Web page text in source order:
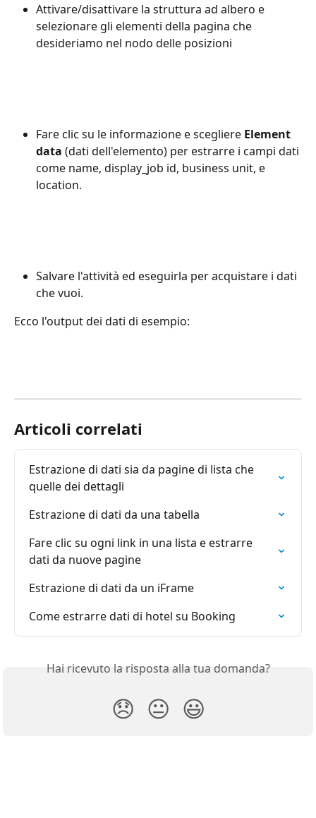
Attivare/disattivare la struttura ad albero e
selezionare gli elementi della pagina che
desideriamo nel nodo delle posizioni
Fare clic su le informazione e scegliere Element
data (dati dell'elemento) per estrarre i campi dati
come name, display_job id, business unit, e
location.
Salvare l'attività ed eseguirla per acquistare i dati
che vuoi.
Ecco l'output dei dati di esempio:
Articoli correlati
Estrazione di dati sia da pagine di lista che
quelle dei dettagli
Estrazione di dati da una tabella
Fare clic su ogni link in una lista e estrarre
dati da nuove pagine
Estrazione di dati da un iFrame
Come estrarre dati di hotel su Booking
Hai ricevuto la risposta alla tua domanda?
😞 😐 😃